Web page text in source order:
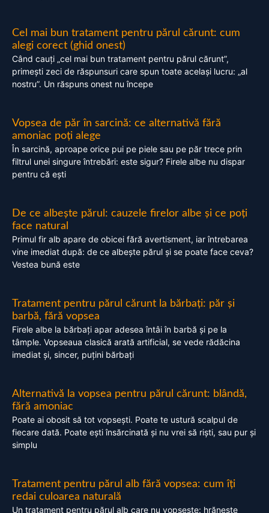
Cel mai bun tratament pentru părul cărunt: cum
alegi corect (ghid onest)
Când cauți „cel mai bun tratament pentru părul cărunt”,
primești zeci de răspunsuri care spun toate același lucru: „al
nostru”. Un răspuns onest nu începe
Vopsea de păr în sarcină: ce alternativă fără
amoniac poți alege
În sarcină, aproape orice pui pe piele sau pe păr trece prin
filtrul unei singure întrebări: este sigur? Firele albe nu dispar
pentru că ești
De ce albește părul: cauzele firelor albe și ce poți
face natural
Primul fir alb apare de obicei fără avertisment, iar întrebarea
vine imediat după: de ce albește părul și se poate face ceva?
Vestea bună este
Tratament pentru părul cărunt la bărbați: păr și
barbă, fără vopsea
Firele albe la bărbați apar adesea întâi în barbă și pe la
tâmple. Vopseaua clasică arată artificial, se vede rădăcina
imediat și, sincer, puțini bărbați
Alternativă la vopsea pentru părul cărunt: blândă,
fără amoniac
Poate ai obosit să tot vopsești. Poate te ustură scalpul de
fiecare dată. Poate ești însărcinată și nu vrei să riști, sau pur și
simplu
Tratament pentru părul alb fără vopsea: cum îți
redai culoarea naturală
Un tratament pentru părul alb care nu vopsește: hrănește